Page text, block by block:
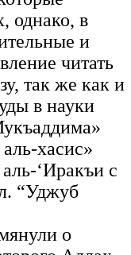
однако, в
и
читать
так же как и
в науки
хасис»
‘Иракъи с
“Уджуб
о